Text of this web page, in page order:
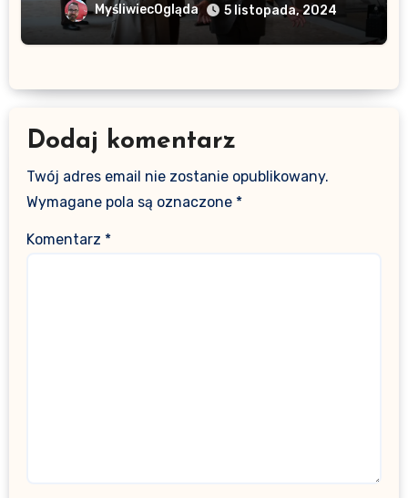
MyśliwiecOgląda 5 listopada, 2024
Dodaj komentarz
Twój adres email nie zostanie opublikowany.
Wymagane pola są oznaczone *
Komentarz *